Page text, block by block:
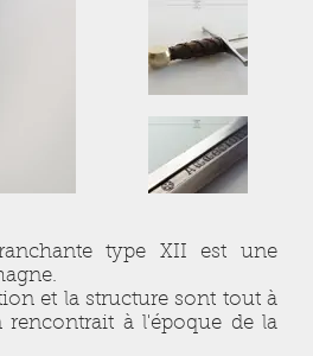
type XII est une
et la structure sont tout à
à l'époque de la